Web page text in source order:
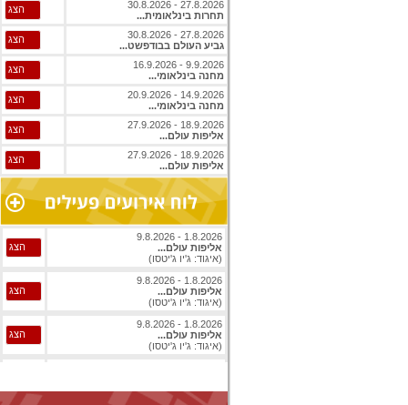
27.8.2026 - 30.8.2026
תחרות בינלאומית...
הצג
27.8.2026 - 30.8.2026
גביע העולם בבודפשט...
הצג
9.9.2026 - 16.9.2026
מחנה בינלאומי...
הצג
14.9.2026 - 20.9.2026
מחנה בינלאומי...
הצג
18.9.2026 - 27.9.2026
אליפות עולם...
הצג
18.9.2026 - 27.9.2026
אליפות עולם...
הצג
1.8.2026 - 9.8.2026
אליפות עולם...
(איגוד: ג'יו ג'יטסו)
הצג
1.8.2026 - 9.8.2026
אליפות עולם...
(איגוד: ג'יו ג'יטסו)
הצג
1.8.2026 - 9.8.2026
אליפות עולם...
(איגוד: ג'יו ג'יטסו)
הצג